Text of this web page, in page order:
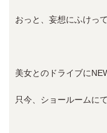
おっと、妄想にふけっ
美女とのドライブに
只今、ショールームに